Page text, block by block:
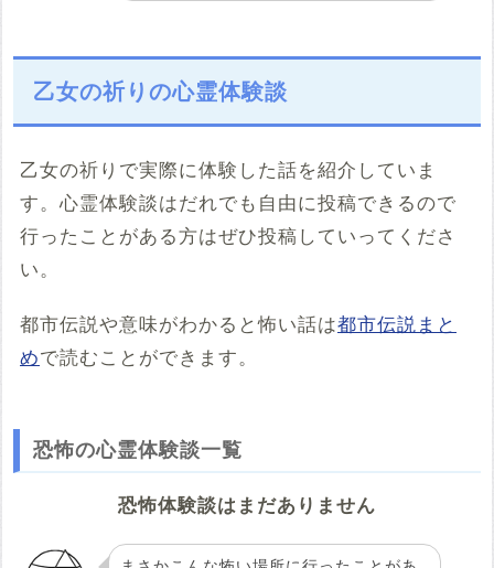
乙女の祈りの心霊体験談
乙女の祈りで実際に体験した話を紹介していま
す。心霊体験談はだれでも自由に投稿できるので
行ったことがある方はぜひ投稿していってくださ
い。
都市伝説や意味がわかると怖い話は都市伝説まと
めで読むことができます。
恐怖の心霊体験談一覧
恐怖体験談はまだありません